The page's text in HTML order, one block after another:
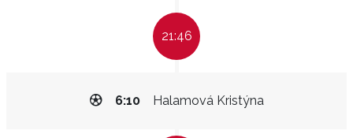
21:46
Halamová Kristýna
6:10